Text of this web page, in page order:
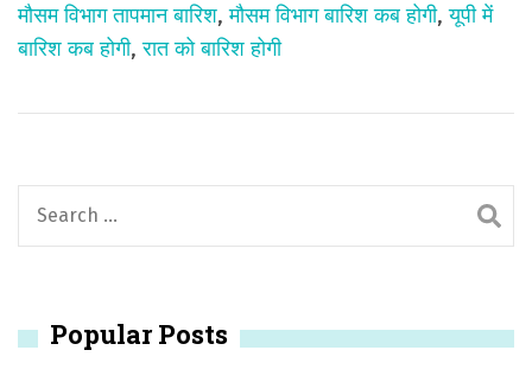
मौसम विभाग तापमान बारिश,मौसम विभाग बारिश कब होगी,यूपी में
बारिश कब होगी,रात को बारिश होगी
c
Popular Posts